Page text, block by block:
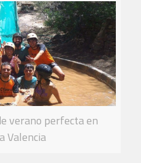
verano perfecta en
Valencia